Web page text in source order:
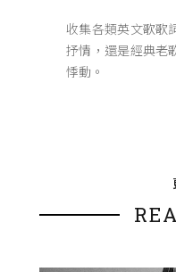
收集各類英文歌歌
抒情，還是經典老
悸動。